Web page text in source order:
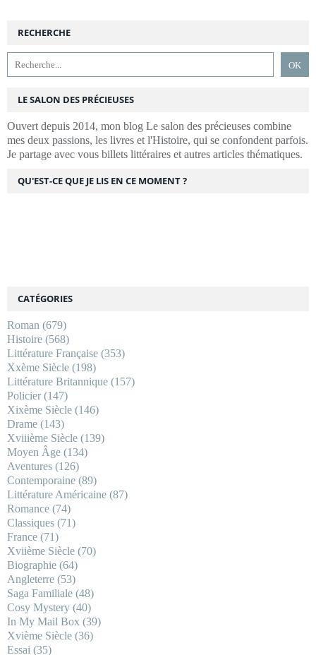
RECHERCHE
LE SALON DES PRÉCIEUSES
Ouvert depuis 2014, mon blog Le salon des précieuses combine
mes deux passions, les livres et l'Histoire, qui se confondent parfois.
Je partage avec vous billets littéraires et autres articles thématiques.
CATÉGORIES
Roman (679)
Histoire (568)
Littérature Française (353)
Xxème Siècle (198)
Littérature Britannique (157)
Policier(147)
Xixème Siècle (146)
Drame (143)
Xviiième Siècle (139)
Moyen Âge (134)
Aventures (126)
Contemporaine (89)
Littérature Américaine (87)
Romance (74)
Classiques (71)
France (71)
Xviième Siècle (70)
Biographie (64)
Angleterre (53)
Saga Familiale (48)
Cosy Mystery (40)
In My Mail Box (39)
Xvième Siècle (36)
Essai (35)
QU'EST-CE QUE JE LIS EN CE MOMENT ?